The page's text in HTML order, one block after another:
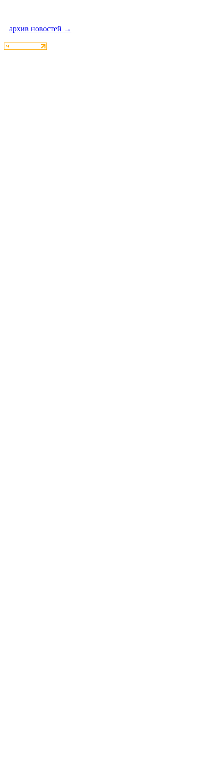
архив новостей →